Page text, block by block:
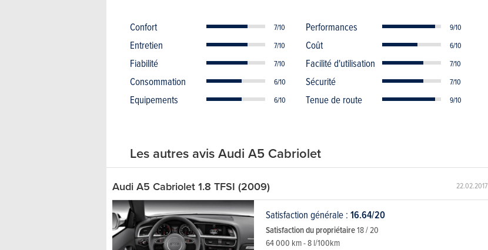
Confort 7/10 Performances 9/10
Entretien 7/10 Coût 6/10
Fiabilité 7/10 Facilité d'utilisation 7/10
Consommation 6/10 Sécurité 7/10
Equipements 6/10 Tenue de route 9/10
Les autres avis Audi A5 Cabriolet
22.02.2017
Audi A5 Cabriolet 1.8 TFSI (2009)
Satisfaction générale : 16.64/20
Satisfaction du propriétaire18 / 20
64 000 km - 8 l/100km